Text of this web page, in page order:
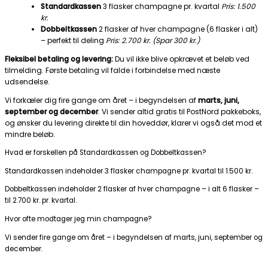
Standardkassen3 flasker champagne pr. kvartal Pris: 1.500
kr.
Dobbeltkassen2 flasker af hver champagne (6 flasker i alt)
– perfekt til deling Pris: 2.700 kr. (Spar 300 kr.)
Fleksibel betaling og levering:Du vil ikke blive opkrævet et beløb ved
tilmelding. Første betaling vil falde i forbindelse med næste
udsendelse.
Vi forkæler dig fire gange om året – i begyndelsen afmarts, juni,
september og december. Vi sender altid gratis til PostNord pakkeboks,
og ønsker du levering direkte til din hoveddør, klarer vi også det mod et
mindre beløb.
Hvad er forskellen på Standardkassen og Dobbeltkassen?
Standardkassen indeholder 3 flasker champagne pr. kvartal til 1.500 kr.
Dobbeltkassen indeholder 2 flasker af hver champagne – i alt 6 flasker –
til 2.700 kr. pr. kvartal.
Hvor ofte modtager jeg min champagne?
Vi sender fire gange om året – i begyndelsen af marts, juni, september og
december.